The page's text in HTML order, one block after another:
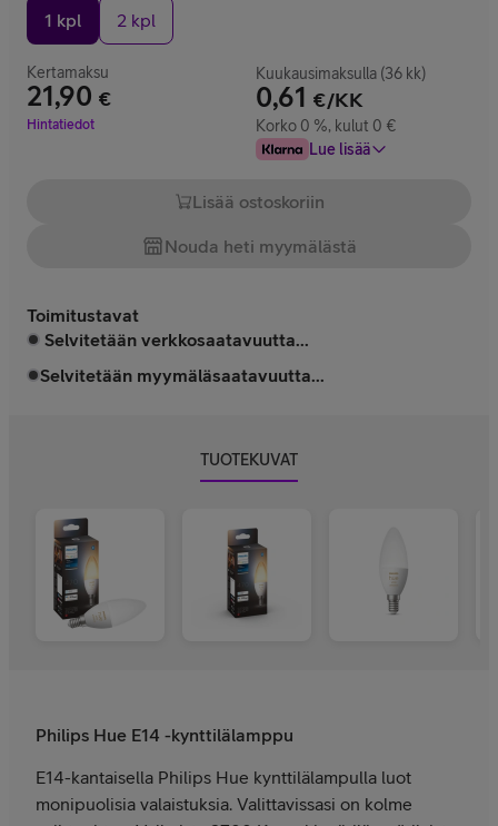
1 kpl 2 kpl
Kertamaksu
21,90 €
Hinta 21,90 €
Hintatiedot
Kuukausimaksulla (36 kk)
0,61 €/KK
Korko 0 %, kulut 0 €
Lue lisää
Lisää ostoskoriin
Nouda heti myymälästä
Toimitustavat
Selvitetään verkkosaatavuutta...
Selvitetään myymäläsaatavuutta...
TUOTEKUVAT
Philips Hue E14 -kynttilälamppu
E14-kantaisella Philips Hue kynttilälampulla luot
monipuolisia valaistuksia. Valittavissasi on kolme